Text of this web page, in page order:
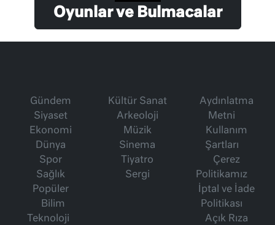
Oyunlar ve Bulmacalar
Gündem
Siyaset
Ekonomi
Dünya
Spor
Sağlık
Popüler
Bilim
Teknoloji
Kültür Sanat
Arkeoloji
Müzik
Sinema
Tiyatro
Sergi
Aydınlatma
Metni
Kullanım
Şartları
Çerez
Politikamız
İptal ve İade
Politikası
Açık Rıza